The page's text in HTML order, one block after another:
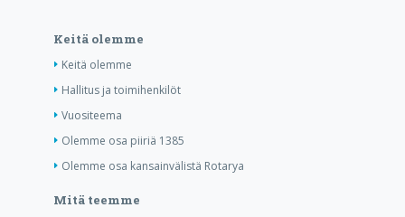
Keitä olemme
Keitä olemme
Hallitus ja toimihenkilöt
Vuositeema
Olemme osa piiriä 1385
Olemme osa kansainvälistä Rotarya
Mitä teemme